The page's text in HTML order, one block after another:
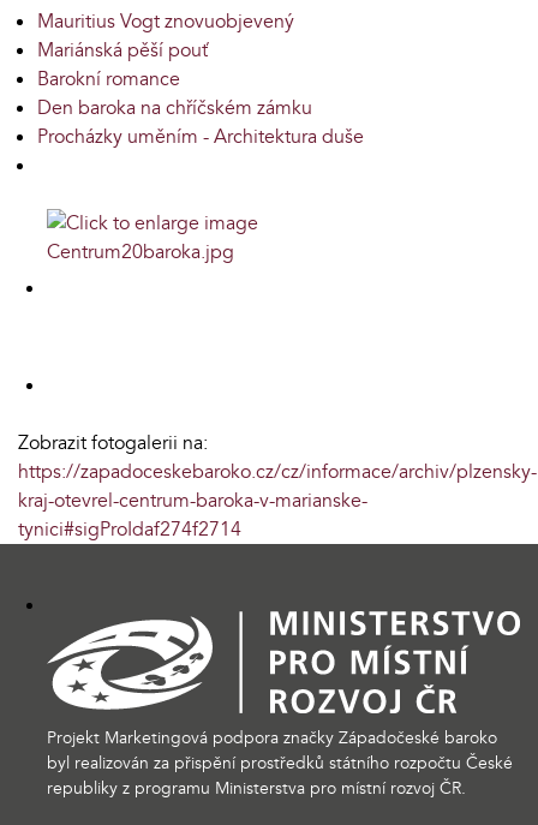
Mauritius Vogt znovuobjevený
Mariánská pěší pouť
Barokní romance
Den baroka na chříčském zámku
Procházky uměním - Architektura duše
Zobrazit fotogalerii na:
https://zapadoceskebaroko.cz/cz/informace/archiv/plzensky-
kraj-otevrel-centrum-baroka-v-marianske-
tynici#sigProIdaf274f2714
Projekt Marketingová podpora značky Západočeské baroko
byl realizován za přispění prostředků státního rozpočtu České
republiky z programu Ministerstva pro místní rozvoj ČR.